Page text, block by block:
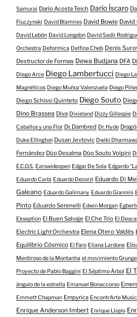
Samurai Darío Acosta Teich Darío Íscaro
Fiuczynski David Blamires David Bowie
David Lebón David Longdon David Sadir
Orchestra Deformica Delfina Cheb Denis
Destructor de Formas Dewa Budjana DFA
Diego Arce Diego Lambertucci Diego
Magnéticos Diego Muñoz Valenzuela Diego
Diego Schissi Quinteto Diego Souto
Dino Brassea Diva Dixieland Dizzy Gillespie
Caballos y una Flor Dr. Dambred Dr. Hyde
Duke Ellington Dusan Jevtovic Dwiki
Fernández Dúo Desalma Dúo Souto Volpini
E.C.O.S. Earswideopen Edgar De Sola Edgardo
Eduardo Carbi Eduardo Dezorzi Eduardo Di
Galeano Eduardo Galimany Eduardo Giannini
Pinto Eduardo Serenelli Edwin Morgan
Ekseption El Buen Salvaje El Che Trío El
Electric Light Orchestra Elena Otero Valdés
Equilibrio Cósmico El Faro Eliana Lardone
Mentiroso de la Montanha el movimiento Grunge
Proyecto de Pablo Baggini El Séptimo Árbol El
ángulo de la estrella Emanuel Bonaccorso
Emmett Chapman Empyrica EncontrArte
Enrique Anderson Imbert Enrique Llopis